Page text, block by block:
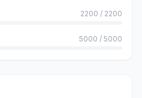
2200 / 2200
5000 / 5000